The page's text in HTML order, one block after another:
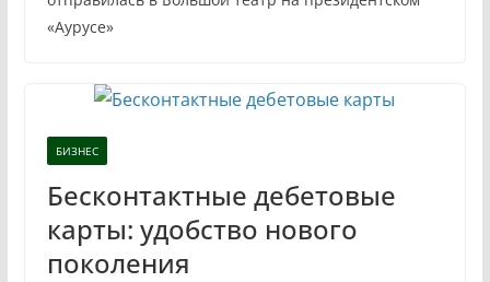
«Аурусе»
БИЗНЕС
Бесконтактные дебетовые
карты: удобство нового
поколения